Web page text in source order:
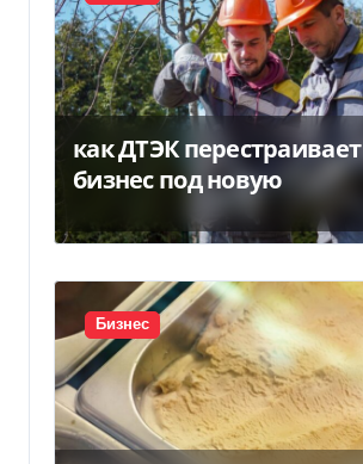
как ДТЭК перестраивает
бизнес под новую
Бизнес